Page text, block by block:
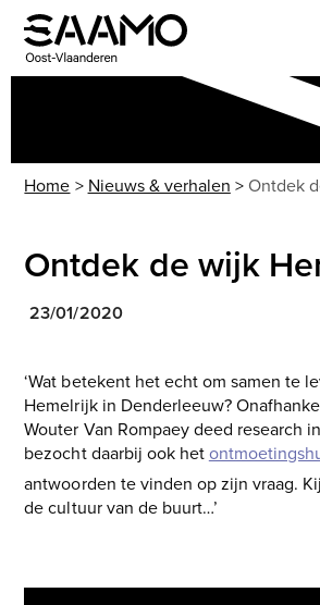
Skip
content
Open
mobile
Close
mobile
Home > Nieuws & verhalen >Ontdek
Ontdek de wijk
23/01/2020
‘Wat betekent het echt om samen te
Hemelrijk in Denderleeuw?
Wouter Van Rompaey deed research
bezocht daarbij ook het
antwoorden te vinden op zijn vraag.
de cultuur van de buurt…’